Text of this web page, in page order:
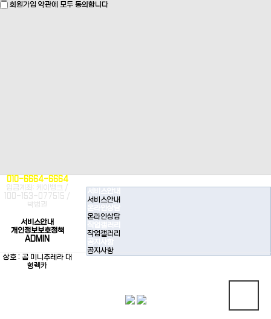
회원가입 약관에 모두 동의합니다
서비스안내
서비스안내
온라인상담
온라인상담
작업갤러리
작업갤러리
공지사항
공지사항
010-6664-6664
입금계좌: 케이뱅크 /
100-153-077515 /
박병권
서비스안내
개인정보보호정책
ADMIN
상호 : 곰 미니추레라 대
형렉카